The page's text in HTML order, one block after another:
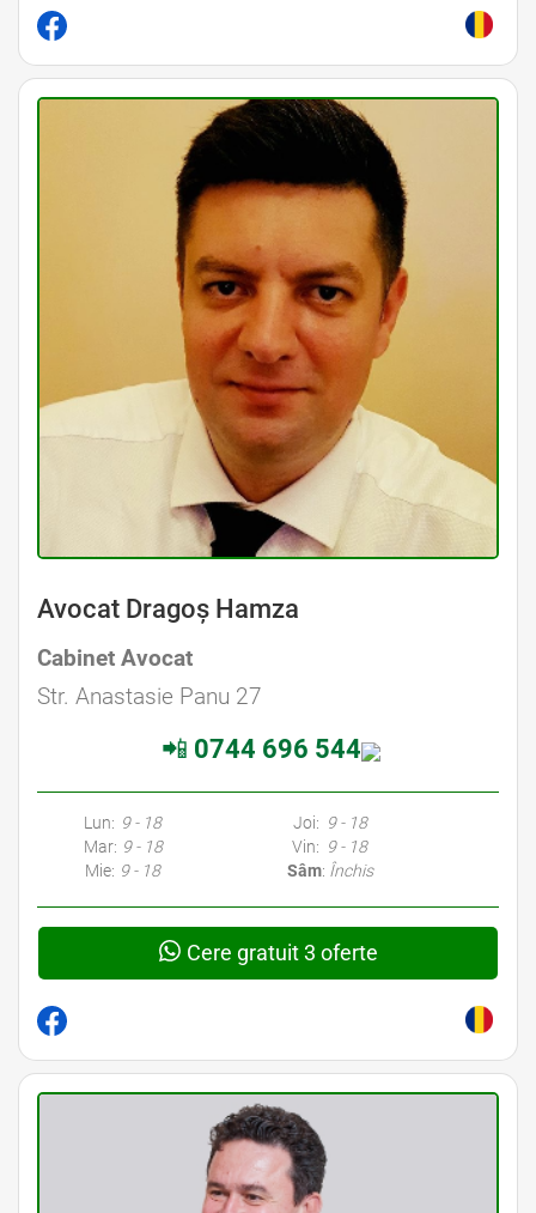
Avocat Dragoș Hamza
Cabinet Avocat
Str. Anastasie Panu 27
📲 0744 696 544
Lun: 9 - 18
Mar: 9 - 18
Mie: 9 - 18
Joi: 9 - 18
Vin: 9 - 18
Sâm: Închis
Cere gratuit 3 oferte